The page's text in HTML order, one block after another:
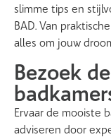
slimme tips en
BAD. Van
alles om jouw
Bezoek
Ervaar de mooiste
adviseren door